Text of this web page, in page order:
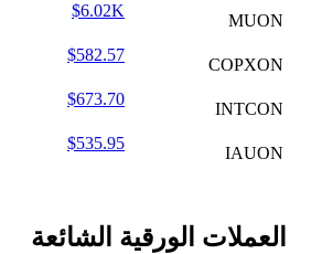
MUON
$6.02K
COPXON
$582.57
INTCON
$673.70
IAUON
$535.95
العملات الورقية الشائعة